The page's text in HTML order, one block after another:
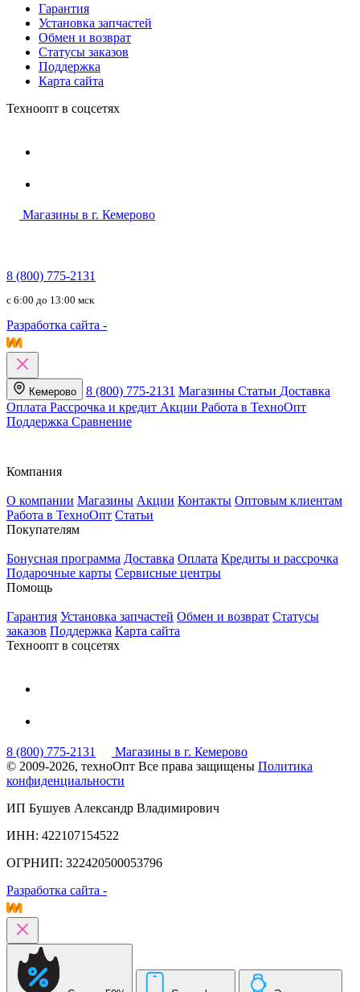
Гарантия
Установка запчастей
Обмен и возврат
Статусы заказов
Поддержка
Карта сайта
Техноопт в соцсетях
Магазины в г. Кемерово
8 (800) 775-2131
c 6:00 до 13:00 мск
Разработка сайта -
Кемерово 8 (800) 775-2131 Магазины Статьи Доставка
Оплата Рассрочка и кредит Акции Работа в ТехноОпт
Поддержка Сравнение
Компания
О компании Магазины Акции Контакты Оптовым клиентам
Работа в ТехноОпт Статьи
Покупателям
Бонусная программа Доставка Оплата Кредиты и рассрочка
Подарочные карты Сервисные центры
Помощь
Гарантия Установка запчастей Обмен и возврат Статусы
заказов Поддержка Карта сайта
Техноопт в соцсетях
8 (800) 775-2131
Магазины в г. Кемерово
© 2009-2026, техноОпт Все права защищены Политика
конфиденциальности
ИП Бушуев Александр Владимирович
ИНН: 422107154522
ОГРНИП: 322420500053796
Разработка сайта -